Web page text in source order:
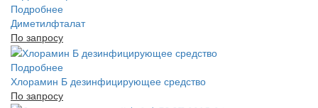
Подробнее
Диметилфталат
По запросу
Подробнее
Хлорамин Б дезинфицирующее средство
По запросу